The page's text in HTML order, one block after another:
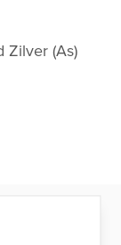
Zilver (as)